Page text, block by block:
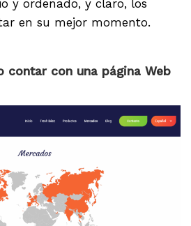
y ordenado, y claro, los
en su mejor momento.
contar con una página Web